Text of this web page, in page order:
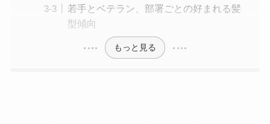
若手とベテラン、部署ごとの好まれる髪
型傾向
もっと見る